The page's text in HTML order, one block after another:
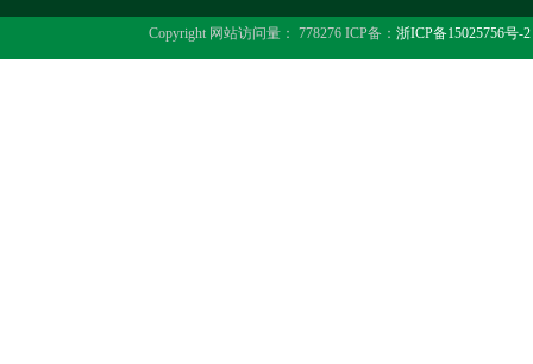
Copyright 网站访问量： 778276 ICP备： 浙ICP备15025756号-2